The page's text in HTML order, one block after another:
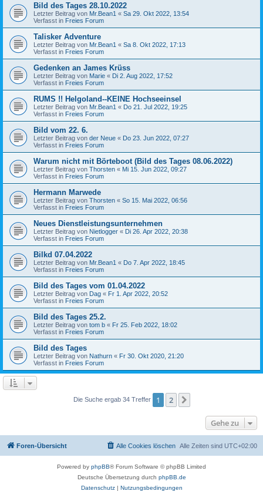
Bild des Tages 28.10.2022
Letzter Beitrag von Mr.Bean1 « Sa 29. Okt 2022, 13:54
Verfasst in Freies Forum
Talisker Adventure
Letzter Beitrag von Mr.Bean1 « Sa 8. Okt 2022, 17:13
Verfasst in Freies Forum
Gedenken an James Krüss
Letzter Beitrag von Marie « Di 2. Aug 2022, 17:52
Verfasst in Freies Forum
RUMS !! Helgoland--KEINE Hochseeinsel
Letzter Beitrag von Mr.Bean1 « Do 21. Jul 2022, 19:25
Verfasst in Freies Forum
Bild vom 22. 6.
Letzter Beitrag von der Neue « Do 23. Jun 2022, 07:27
Verfasst in Freies Forum
Warum nicht mit Börteboot (Bild des Tages 08.06.2022)
Letzter Beitrag von Thorsten « Mi 15. Jun 2022, 09:27
Verfasst in Freies Forum
Hermann Marwede
Letzter Beitrag von Thorsten « So 15. Mai 2022, 06:56
Verfasst in Freies Forum
Neues Dienstleistungsunternehmen
Letzter Beitrag von Nietlogger « Di 26. Apr 2022, 20:38
Verfasst in Freies Forum
Bilkd 07.04.2022
Letzter Beitrag von Mr.Bean1 « Do 7. Apr 2022, 18:45
Verfasst in Freies Forum
Bild des Tages vom 01.04.2022
Letzter Beitrag von Dag « Fr 1. Apr 2022, 20:52
Verfasst in Freies Forum
Bild des Tages 25.2.
Letzter Beitrag von tom b « Fr 25. Feb 2022, 18:02
Verfasst in Freies Forum
Bild des Tages
Letzter Beitrag von Nathurn « Fr 30. Okt 2020, 21:20
Verfasst in Freies Forum
Die Suche ergab 34 Treffer 1 2
Gehe zu
Foren-Übersicht Alle Zeiten sind UTC+02:00
Alle Cookies löschen
Powered by phpBB® Forum Software © phpBB Limited
Deutsche Übersetzung durch phpBB.de
Datenschutz| Nutzungsbedingungen